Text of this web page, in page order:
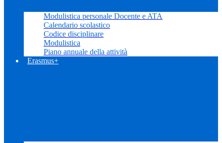
Modulistica personale Docente e ATA
Calendario scolastico
Codice disciplinare
Modulistica
Piano annuale della attività
Erasmus+